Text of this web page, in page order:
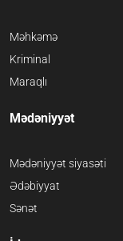
Məhkəmə
Kriminal
Maraqlı
Mədəniyyət
Mədəniyyət siyasəti
Ədəbiyyat
Sənət